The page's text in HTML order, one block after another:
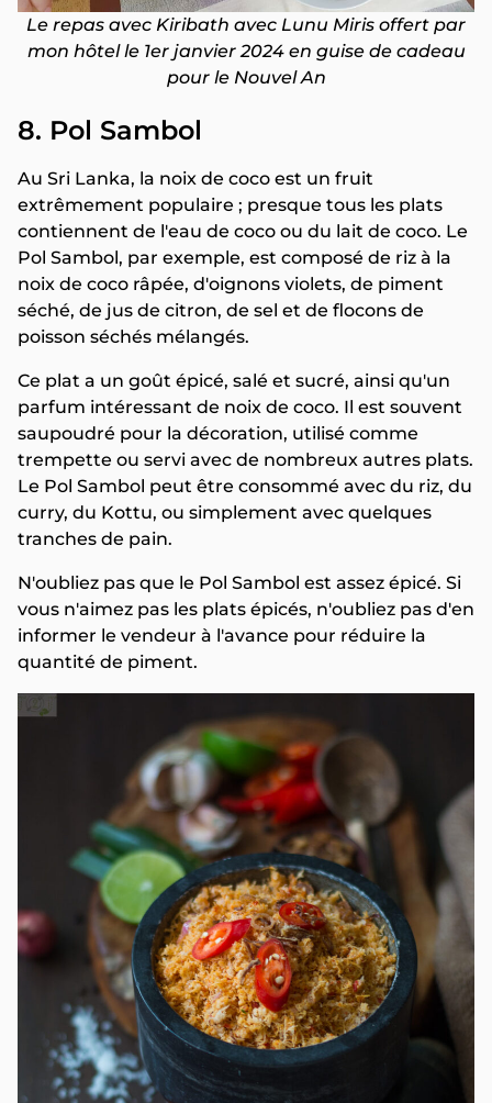
Le repas avec Kiribath avec Lunu Miris offert par
mon hôtel le 1er janvier 2024 en guise de cadeau
pour le Nouvel An
8. Pol Sambol
Au Sri Lanka, la noix de coco est un fruit
extrêmement populaire ; presque tous les plats
contiennent de l'eau de coco ou du lait de coco. Le
Pol Sambol, par exemple, est composé de riz à la
noix de coco râpée, d'oignons violets, de piment
séché, de jus de citron, de sel et de flocons de
poisson séchés mélangés.
Ce plat a un goût épicé, salé et sucré, ainsi qu'un
parfum intéressant de noix de coco. Il est souvent
saupoudré pour la décoration, utilisé comme
trempette ou servi avec de nombreux autres plats.
Le Pol Sambol peut être consommé avec du riz, du
curry, du Kottu, ou simplement avec quelques
tranches de pain.
N'oubliez pas que le Pol Sambol est assez épicé. Si
vous n'aimez pas les plats épicés, n'oubliez pas d'en
informer le vendeur à l'avance pour réduire la
quantité de piment.